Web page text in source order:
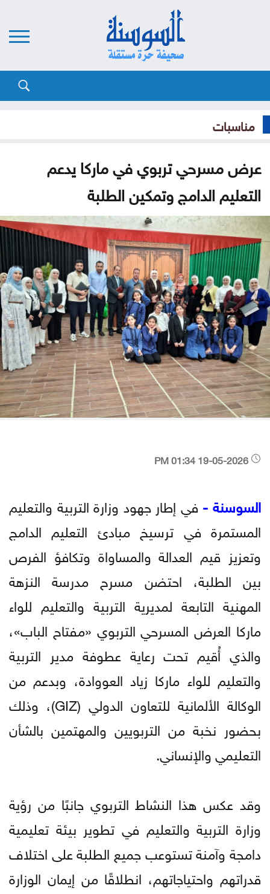
مناسبات
عرض مسرحي تربوي في ماركا يدعم
التعليم الدامج وتمكين الطلبة
السوسنة - في إطار جهود وزارة التربية والتعليم
المستمرة في ترسيخ مبادئ التعليم الدامج
وتعزيز قيم العدالة والمساواة وتكافؤ الفرص
بين الطلبة، احتضن مسرح مدرسة النزهة
المهنية التابعة لمديرية التربية والتعليم للواء
ماركا العرض المسرحي التربوي «مفتاح الباب»،
والذي أُقيم تحت رعاية عطوفة مدير التربية
والتعليم للواء ماركا زياد العووادة، وبدعم من
الوكالة الألمانية للتعاون الدولي (GIZ)، وذلك
بحضور نخبة من التربويين والمهتمين بالشأن
التعليمي والإنساني.
وقد عكس هذا النشاط التربوي جانبًا من رؤية
وزارة التربية والتعليم في تطوير بيئة تعليمية
دامجة وآمنة تستوعب جميع الطلبة على اختلاف
قدراتهم واحتياجاتهم، انطلاقًا من إيمان الوزارة